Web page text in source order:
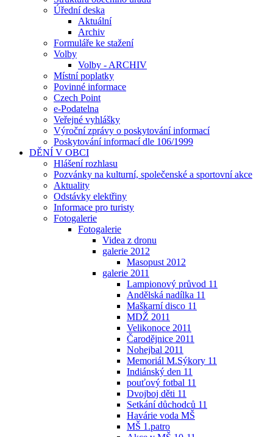
Úřední deska
Aktuální
Archiv
Formuláře ke stažení
Volby
Volby - ARCHIV
Místní poplatky
Povinné informace
Czech Point
e-Podatelna
Veřejné vyhlášky
Výroční zprávy o poskytování informací
Poskytování informací dle 106/1999
DĚNÍ V OBCI
Hlášení rozhlasu
Pozvánky na kulturní, společenské a sportovní akce
Aktuality
Odstávky elektřiny
Informace pro turisty
Fotogalerie
Fotogalerie
Videa z dronu
galerie 2012
Masopust 2012
galerie 2011
Lampionový průvod 11
Andělská nadílka 11
Maškarní disco 11
MDŽ 2011
Velikonoce 2011
Čarodějnice 2011
Nohejbal 2011
Memoriál M.Sýkory 11
Indiánský den 11
pouťový fotbal 11
Dvojboj děti 11
Setkání důchodců 11
Havárie voda MŠ
MŠ 1.patro